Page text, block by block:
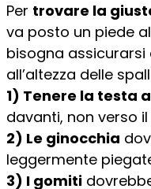
Per trovare la
va posto un piede
bisogna
all’altezza delle
1) Tenere la testa
davanti, non verso
2) Le ginocchia
leggermente
3) I gomiti